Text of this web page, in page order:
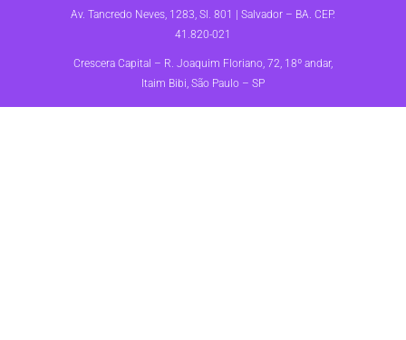
Av. Tancredo Neves, 1283, Sl. 801 | Salvador – BA. CEP.
41.820-021
Crescera Capital – R. Joaquim Floriano, 72, 18º andar,
Itaim Bibi, São Paulo – SP